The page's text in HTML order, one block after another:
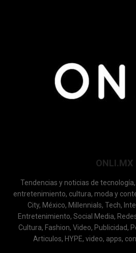
ONLI.MX
Tendencias y noticias de
entretenimiento, cultura, moda y
City, México, Millennials, Tech,
Entretenimiento, Social Media,
Cultura, Fashion, Video, Publicidad,
Articulos, HYPE, video, apps,